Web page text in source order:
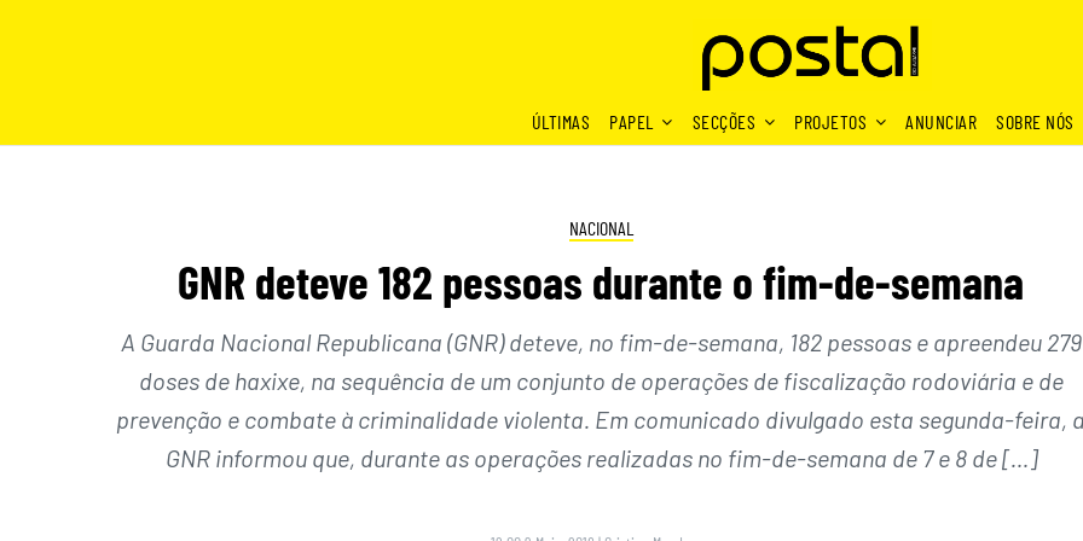
ÚLTIMAS
PAPEL SECÇÕES PROJETOS ANUNCIAR SOBRE NÓS
NACIONAL
GNR deteve 182 pessoas durante o fim-de-semana
A Guarda Nacional Republicana (GNR) deteve, no fim-de-semana, 182 pessoas e apreendeu 279
doses de haxixe, na sequência de um conjunto de operações de fiscalização rodoviária e de
prevenção e combate à criminalidade violenta. Em comunicado divulgado esta segunda-feira,
GNR informou que, durante as operações realizadas no fim-de-semana de 7 e 8 de […]